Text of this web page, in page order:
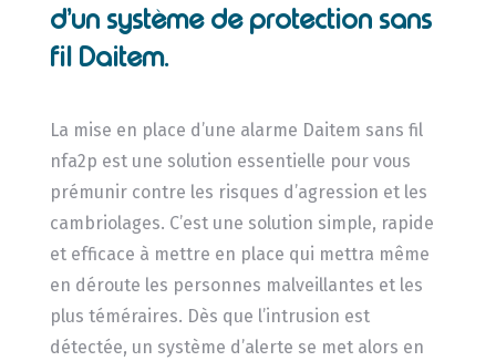
d’un système de protection sans
fil Daitem.
La mise en place d’une alarme Daitem sans fil
nfa2p est une solution essentielle pour vous
prémunir contre les risques d’agression et les
cambriolages. C’est une solution simple, rapide
et efficace à mettre en place qui mettra même
en déroute les personnes malveillantes et les
plus téméraires. Dès que l’intrusion est
détectée, un système d’alerte se met alors en